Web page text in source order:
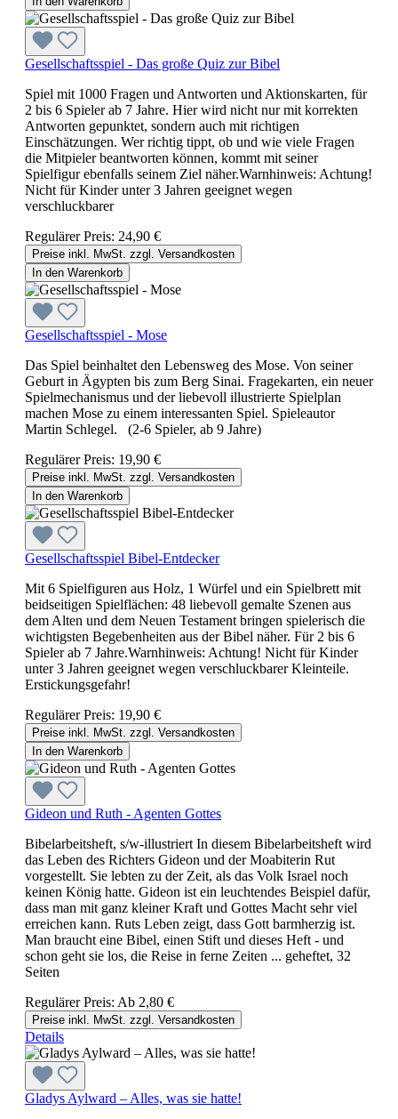
Gesellschaftsspiel - Das große Quiz zur Bibel
Spiel mit 1000 Fragen und Antworten und Aktionskarten, für
2 bis 6 Spieler ab 7 Jahre. Hier wird nicht nur mit korrekten
Antworten gepunktet, sondern auch mit richtigen
Einschätzungen. Wer richtig tippt, ob und wie viele Fragen
die Mitpieler beantworten können, kommt mit seiner
Spielfigur ebenfalls seinem Ziel näher.Warnhinweis: Achtung!
Nicht für Kinder unter 3 Jahren geeignet wegen
verschluckbarer
Regulärer Preis: 24,90 €
Preise inkl. MwSt. zzgl. Versandkosten
In den Warenkorb
Gesellschaftsspiel - Mose
Das Spiel beinhaltet den Lebensweg des Mose. Von seiner
Geburt in Ägypten bis zum Berg Sinai. Fragekarten, ein neuer
Spielmechanismus und der liebevoll illustrierte Spielplan
machen Mose zu einem interessanten Spiel. Spieleautor
Martin Schlegel. (2-6 Spieler, ab 9 Jahre)
Regulärer Preis: 19,90 €
Preise inkl. MwSt. zzgl. Versandkosten
In den Warenkorb
Gesellschaftsspiel Bibel-Entdecker
Mit 6 Spielfiguren aus Holz, 1 Würfel und ein Spielbrett mit
beidseitigen Spielflächen: 48 liebevoll gemalte Szenen aus
dem Alten und dem Neuen Testament bringen spielerisch die
wichtigsten Begebenheiten aus der Bibel näher. Für 2 bis 6
Spieler ab 7 Jahre.Warnhinweis: Achtung! Nicht für Kinder
unter 3 Jahren geeignet wegen verschluckbarer Kleinteile.
Erstickungsgefahr!
Regulärer Preis: 19,90 €
Preise inkl. MwSt. zzgl. Versandkosten
In den Warenkorb
Gideon und Ruth - Agenten Gottes
Bibelarbeitsheft, s/w-illustriert In diesem Bibelarbeitsheft wird
das Leben des Richters Gideon und der Moabiterin Rut
vorgestellt. Sie lebten zu der Zeit, als das Volk Israel noch
keinen König hatte. Gideon ist ein leuchtendes Beispiel dafür,
dass man mit ganz kleiner Kraft und Gottes Macht sehr viel
erreichen kann. Ruts Leben zeigt, dass Gott barmherzig ist.
Man braucht eine Bibel, einen Stift und dieses Heft - und
schon geht sie los, die Reise in ferne Zeiten ... geheftet, 32
Seiten
Regulärer Preis: Ab 2,80 €
Preise inkl. MwSt. zzgl. Versandkosten
Details
Gladys Aylward – Alles, was sie hatte!